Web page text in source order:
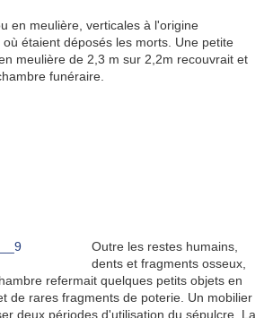
en meulière, verticales à l'origine
étaient déposés les morts. Une petite
meulière de 2,3 m sur 2,2m recouvrait et
funéraire.
Outre les restes humains,
dents et fragments osseux,
refermait quelques petits objets en
de rares fragments de poterie. Un mobilier
deux périodes d'utilisation du sépulcre. La